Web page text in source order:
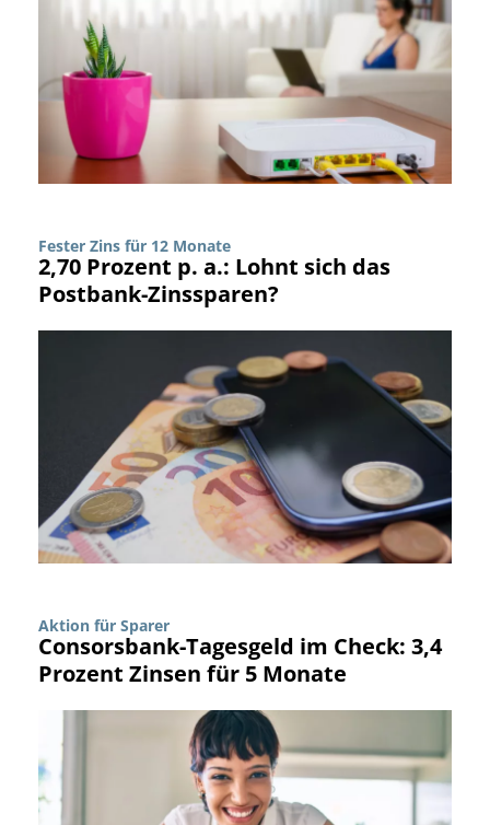
Fester Zins für 12 Monate
2,70 Prozent p. a.: Lohnt sich das
Postbank-Zinssparen?
Aktion für Sparer
Consorsbank-Tagesgeld im Check: 3,4
Prozent Zinsen für 5 Monate